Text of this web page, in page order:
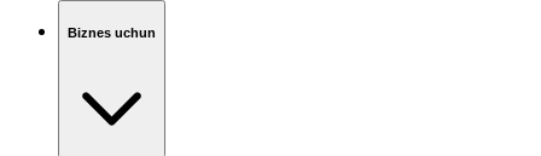
Biznes uchun